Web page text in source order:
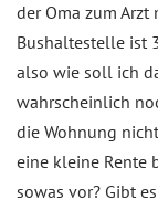
der Oma zum
Bushaltestelle ist
also wie soll ich
wahrscheinlich
die Wohnung
eine kleine Rente
sowas vor? Gibt